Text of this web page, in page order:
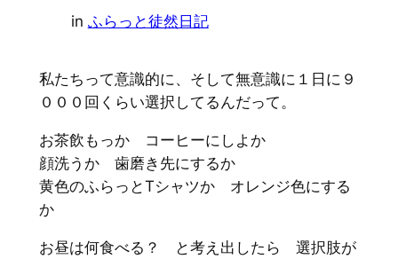
in ふらっと徒然日記
私たちって意識的に、そして無意識に１日に９
０００回くらい選択してるんだって。
お茶飲もっか コーヒーにしよか
顔洗うか 歯磨き先にするか
黄色のふらっとTシャツか オレンジ色にする
か
お昼は何食べる？ と考え出したら 選択肢が